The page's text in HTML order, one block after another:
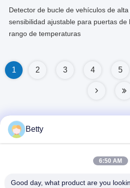
Detector de bucle de vehículos de
sensibilidad ajustable para puertas
rango de temperaturas
1 2 3 4 5
Betty
6:50 AM
Good day, what product are you